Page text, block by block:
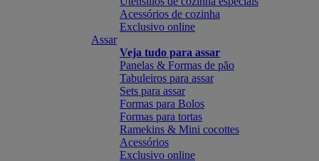
Acessórios de cozinha
Exclusivo online
Assar
Veja tudo para assar
Panelas & Formas de pão
Tabuleiros para assar
Sets para assar
Formas para Bolos
Formas para tortas
Ramekins & Mini cocottes
Acessórios
Exclusivo online